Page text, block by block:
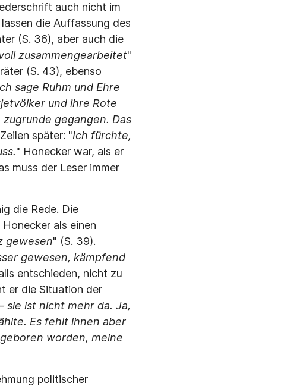
auch nicht im
die Auffassung des
(S. 36), aber auch die
zusammengearbeitet"
(S. 43), ebenso
sage Ruhm und Ehre
und ihre Rote
gegangen. Das
später: "Ich fürchte,
" Honecker war, als er
muss der Leser immer
die Rede. Die
als einen
gewesen" (S. 39).
gewesen, kämpfend
entschieden, nicht zu
er die Situation der
sie ist nicht mehr da. Ja,
Es fehlt ihnen aber
worden, meine
politischer